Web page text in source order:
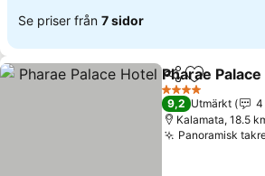
Se priser från 7 sidor
Dela Lägg till i
Pharae
4 Stjärnor
9,2 Utmärkt
4
Kalamata, 18.5
Panoramisk